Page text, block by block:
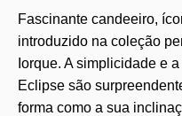
Fascinante candeeiro,
introduzido na coleção
Iorque. A simplicidade e
Eclipse são
forma como a sua